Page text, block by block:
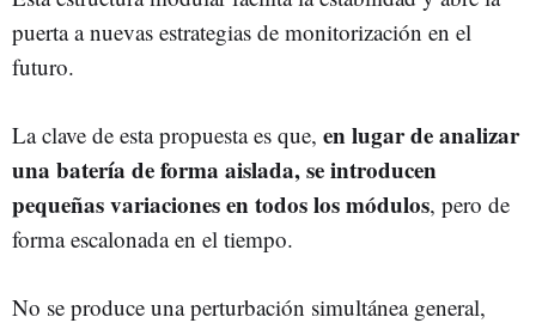
puerta a nuevas estrategias de monitorización en el
futuro.
La clave de esta propuesta es que, en lugar de analizar
una batería de forma aislada, se introducen
pequeñas variaciones en todos los módulos, pero de
forma escalonada en el tiempo.
No se produce una perturbación simultánea general,